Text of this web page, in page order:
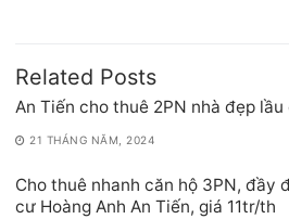
Related Posts
An Tiến cho thuê 2PN nhà đẹp
21 THÁNG NĂM, 2024
Cho thuê nhanh căn hộ 3PN, đầy
cư Hoàng Anh An Tiến, giá 11tr/th